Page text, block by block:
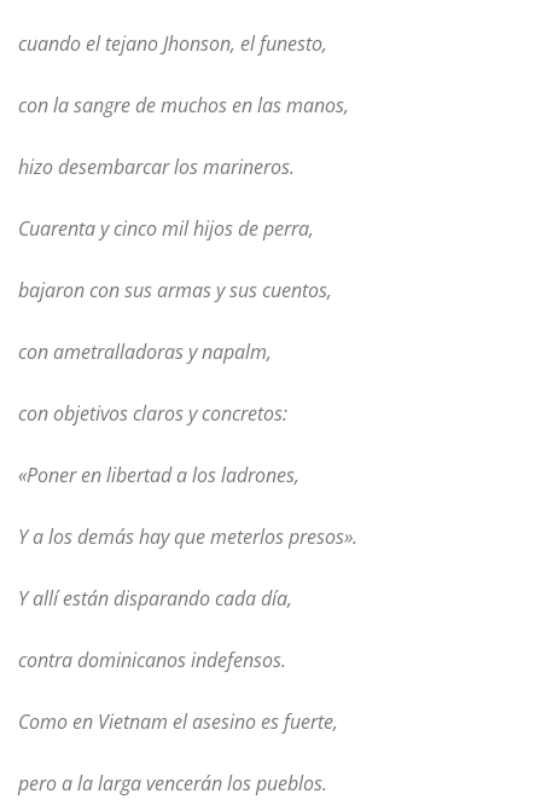
cuando el tejano Jhonson, el funesto,
con la sangre de muchos en las manos,
hizo desembarcar los marineros.
Cuarenta y cinco mil hijos de perra,
bajaron con sus armas y sus cuentos,
con ametralladoras y napalm,
con objetivos claros y concretos:
«Poner en libertad a los ladrones,
Y a los demás hay que meterlos presos».
Y allí están disparando cada día,
contra dominicanos indefensos.
Como en Vietnam el asesino es fuerte,
pero a la larga vencerán los pueblos.